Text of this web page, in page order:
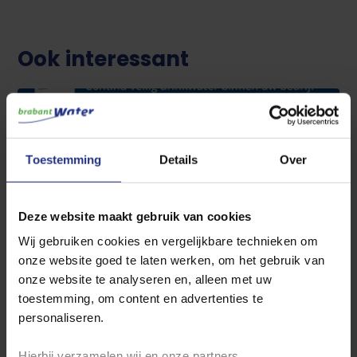
Toestemming Details Over
Deze website maakt gebruik van cookies
Wij gebruiken cookies en vergelijkbare technieken om
onze website goed te laten werken, om het gebruik van
onze website te analyseren en, alleen met uw
toestemming, om content en advertenties te
personaliseren.
Ook interessant
Uw stalinrichting bepaalt de kwaliteit van
uw water
Water in de veehouderij is belangrijk. Melk bestaat voor
meer dan 85% uit water en varkens drinken...